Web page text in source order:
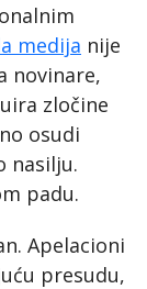
medija nije
novinare,
zločine
osudi
nasilju.
padu.
Apelacioni
presudu,